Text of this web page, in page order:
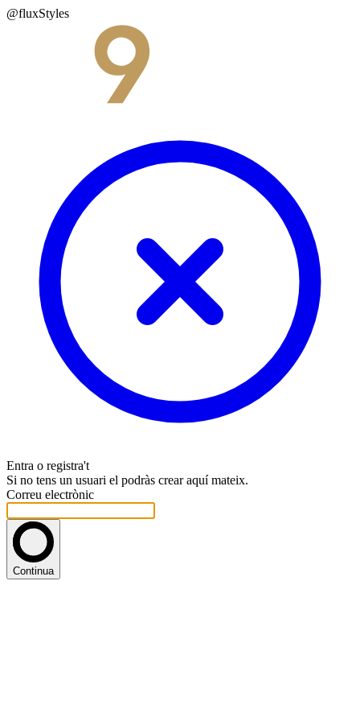
@fluxStyles
Entra o registra't
Si no tens un usuari el podràs crear aquí mateix.
Correu electrònic
Continua